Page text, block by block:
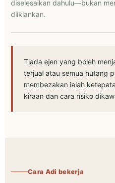
diselesaikan dahulu—bukan
diiklankan.
Tiada ejen yang boleh
terjual atau semua hutang
membezakan ialah
kiraan dan cara risiko
Cara Adi bekerja